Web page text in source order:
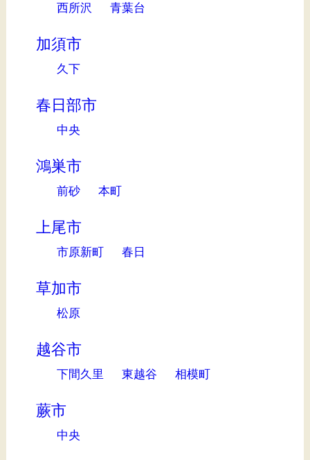
西所沢
青葉台
加須市
久下
春日部市
中央
鴻巣市
前砂 本町
上尾市
市原新町 春日
草加市
松原
越谷市
下間久里 東越谷 相模町
蕨市
中央